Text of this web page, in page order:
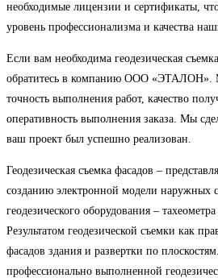
необходимые лицензии и сертификаты,
уровень профессионализма и качества
Если вам необходима геодезическая
обратитесь в компанию ООО «ЭТАЛОН».
точность выполнения работ, качество
оперативность выполнения заказа. Мы
ваш проект был успешно реализован.
Геодезическая съемка фасадов –
созданию электронной модели наружных
геодезического оборудования –
Результатом геодезической съемки как
фасадов здания и развертки по
профессионально выполненной